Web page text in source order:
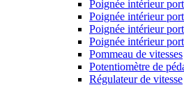
Poignée intérieur
Poignée intérieur
Poignée intérieur
Poignée intérieur
Pommeau de vitesses
Potentiomètre de
Régulateur de vitesse